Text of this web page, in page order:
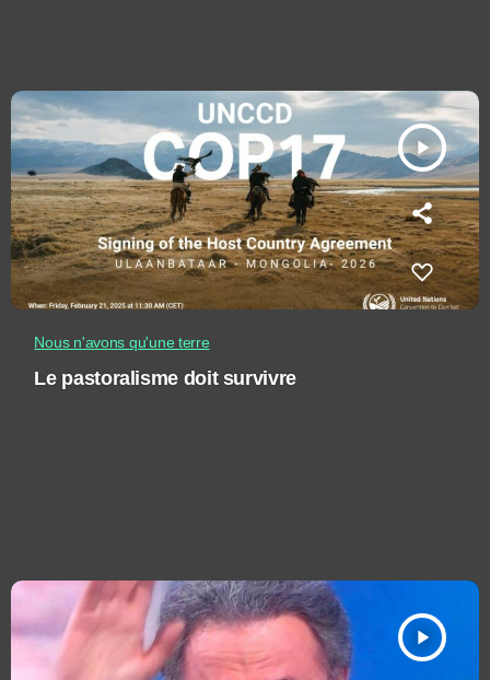
play_arrow
Nous n'avons qu'une terre
Le pastoralisme doit survivre
play_arrow